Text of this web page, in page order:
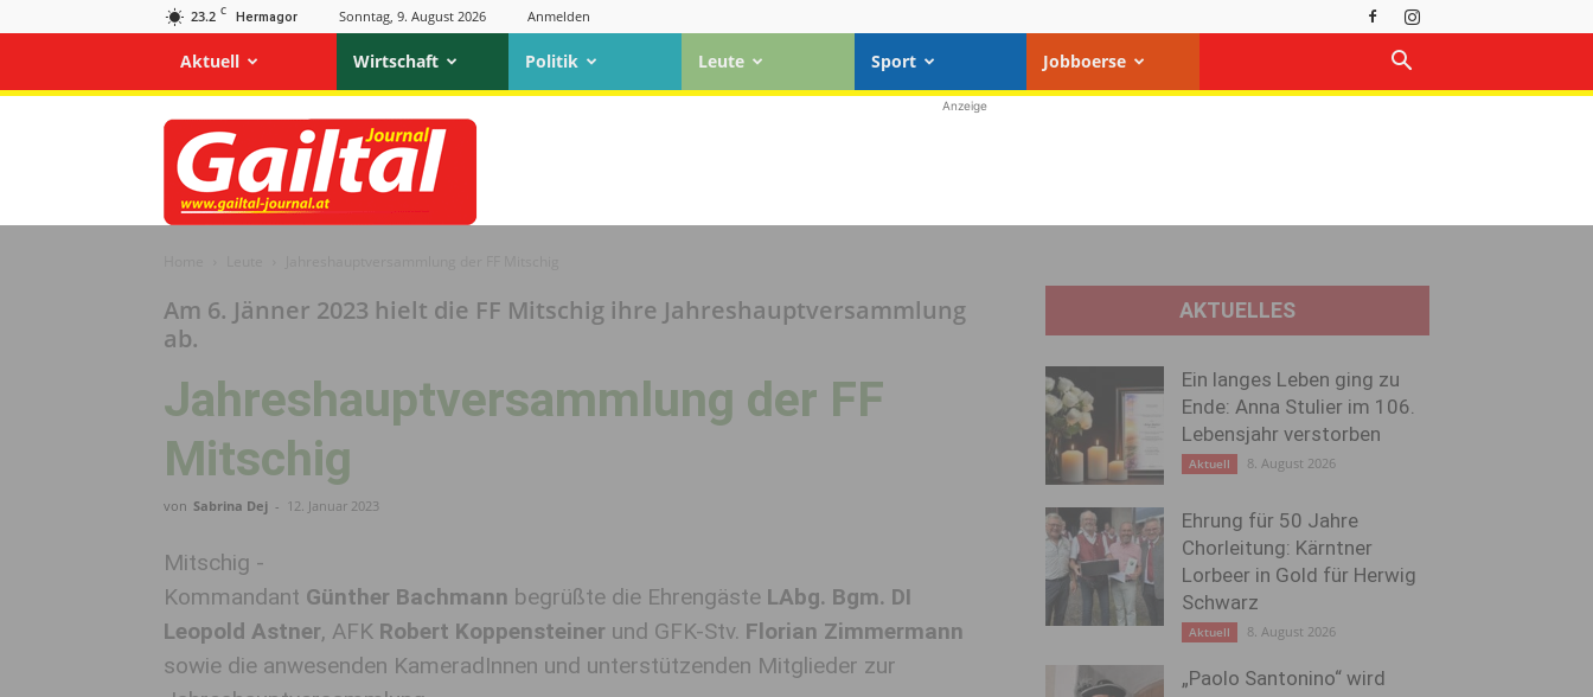
23.2 C Hermagor Sonntag, 9. August 2026 Anmelden
Aktuell Wirtschaft Politik Leute Sport Jobboerse
Gailtal
Journal
Anzeige
Am 6. Jänner 2023 hielt die FF Mitschig ihre Jahreshauptversammlung
ab.
Jahreshauptversammlung der FF
Mitschig
von Sabrina Dej - 12. Januar 2023
Mitschig -
Kommandant Günther Bachmann begrüßte die Ehrengäste LAbg. Bgm. DI
Leopold Astner, AFK Robert Koppensteiner und GFK-Stv. Florian Zimmermann
sowie die anwesenden KameradInnen und unterstützenden Mitglieder zur
AKTUELLES
Ein langes Leben ging zu
Ende: Anna Stulier im 106.
Lebensjahr verstorben
Aktuell 8. August 2026
Ehrung für 50 Jahre
Chorleitung: Kärntner
Lorbeer in Gold für Herwig
Schwarz
Aktuell 8. August 2026
„Paolo Santonino“ wird